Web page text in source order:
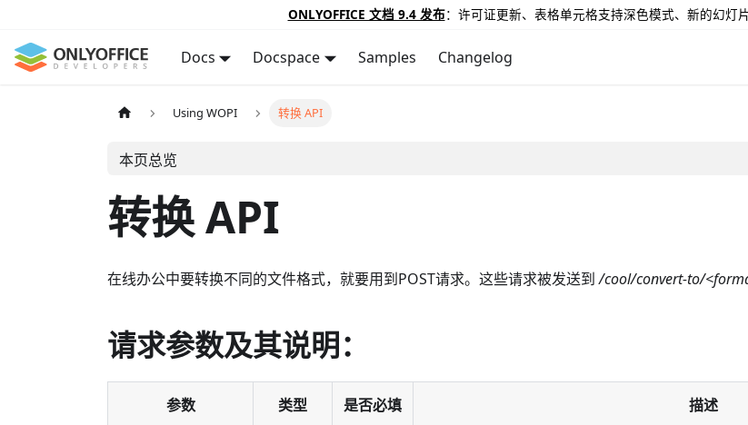
ONLYOFFICE 文档 9.4 发布：许可证更新、表格单元格支持深色模式、新的幻灯
Docs Docspace Samples Changelog
Using WOPI 转换 API
本页总览
转换 API
在线办公中要转换不同的文件格式，就要用到POST请求。这些请求被发送到/cool/convert-to/
请求参数及其说明：
参数 类型 是否必填 描述